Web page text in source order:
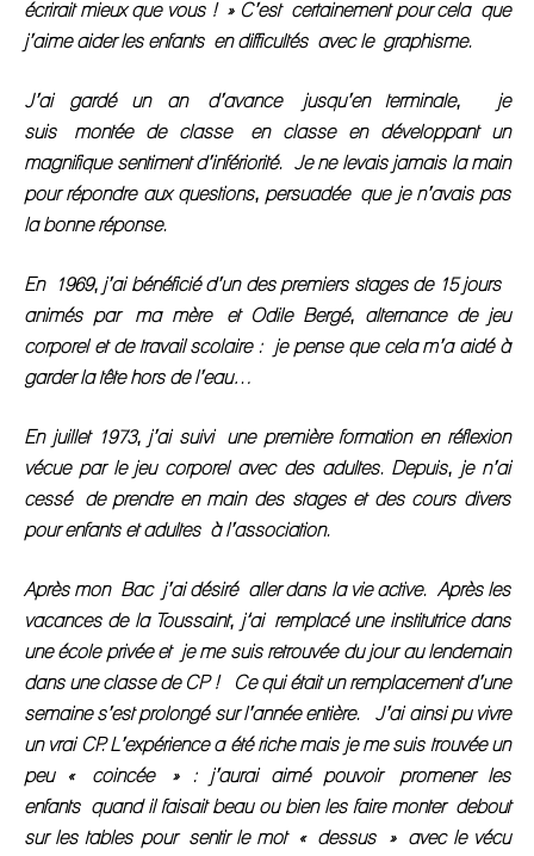
écrirait mieux que vous ! » C’est certainement pour cela que
j’aime aider les enfants en difficultés avec le graphisme.
J’ai gardé un an d’avance jusqu’en terminale, je
suis montée de classe en classe en développant un
magnifique sentiment d’infériorité. Je ne levais jamais la main
pour répondre aux questions, persuadée que je n’avais pas
la bonne réponse.
En 1969, j’ai bénéficié d’un des premiers stages de 15 jours
animés par ma mère et Odile Bergé, alternance de jeu
corporel et de travail scolaire : je pense que cela m’a aidé à
garder la tête hors de l’eau…
En juillet 1973, j’ai suivi une première formation en réflexion
vécue par le jeu corporel avec des adultes. Depuis, je n’ai
cessé de prendre en main des stages et des cours divers
pour enfants et adultes à l’association.
Après mon Bac j’ai désiré aller dans la vie active. Après les
vacances de la Toussaint, j‘ai remplacé une institutrice dans
une école privée et je me suis retrouvée du jour au lendemain
dans une classe de CP ! Ce qui était un remplacement d’une
semaine s’est prolongé sur l’année entière. J’ai ainsi pu vivre
un vrai CP.L’expérience a été riche mais je me suis trouvée un
peu « coincée » : j’aurai aimé pouvoir promener les
enfants quand il faisait beau ou bien les faire monter debout
sur les tables pour sentir le mot « dessus » avec le vécu